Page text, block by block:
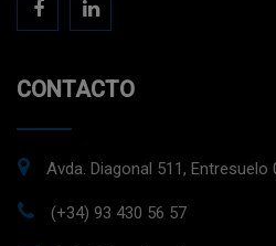
CONTACTO
Avda. Diagonal 511,
(+34) 93 430 56 57